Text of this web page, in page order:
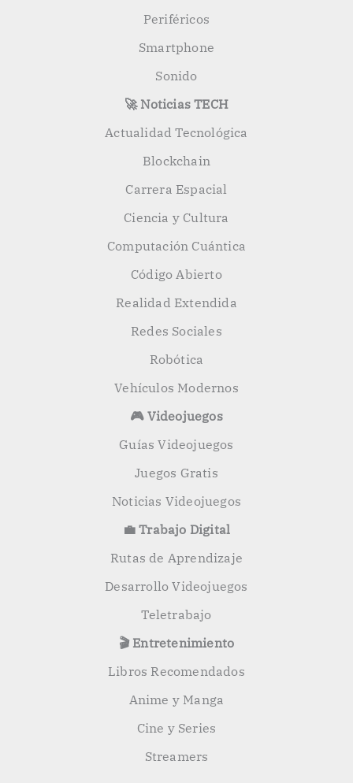
Periféricos
Smartphone
Sonido
🚀 Noticias TECH
Actualidad Tecnológica
Blockchain
Carrera Espacial
Ciencia y Cultura
Computación Cuántica
Código Abierto
Realidad Extendida
Redes Sociales
Robótica
Vehículos Modernos
🎮 Videojuegos
Guías Videojuegos
Juegos Gratis
Noticias Videojuegos
💼 Trabajo Digital
Rutas de Aprendizaje
Desarrollo Videojuegos
Teletrabajo
🎬 Entretenimiento
Libros Recomendados
Anime y Manga
Cine y Series
Streamers